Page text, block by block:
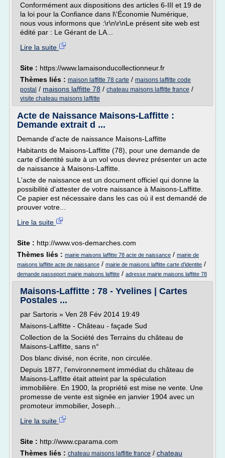
Conformément aux dispositions des articles 6-III et 19 de
la loi pour la Confiance dans l\'Économie Numérique,
nous vous informons que :\r\n\r\nLe présent site web est
édité par : Le Gérant de LA...
Lire la suite
Site : https://www.lamaisonducollectionneur.fr
Thèmes liés : maison laffitte 78 carte / maisons laffitte code
postal / maisons laffitte 78 / chateau maisons laffitte france /
visite chateau maisons laffitte
Acte de Naissance Maisons-Laffitte :
Demande extrait d ...
Demande d'acte de naissance Maisons-Laffitte
Habitants de Maisons-Laffitte (78), pour une demande de
carte d'identité suite à un vol vous devrez présenter un acte
de naissance à Maisons-Laffitte.
L'acte de naissance est un document officiel qui donne la
possibilité d'attester de votre naissance à Maisons-Laffitte.
Ce papier est nécessaire dans les cas où il est demandé de
prouver votre...
Lire la suite
Site : http://www.vos-demarches.com
Thèmes liés : mairie maisons laffitte 78 acte de naissance / mairie de
maisons laffitte acte de naissance / mairie de maisons laffitte carte d'identite /
demande passeport mairie maisons laffitte / adresse mairie maisons laffitte 78
Maisons-Laffitte : 78 - Yvelines | Cartes
Postales ...
par Sartoris » Ven 28 Fév 2014 19:49
Maisons-Laffitte - Château - façade Sud
Collection de la Société des Terrains du château de
Maisons-Laffitte, sans n°
Dos blanc divisé, non écrite, non circulée.
Depuis 1877, l'environnement immédiat du château de
Maisons-Laffitte était atteint par la spéculation
immobilière. En 1900, la propriété est mise ne vente. Une
promesse de vente est signée en janvier 1904 avec un
promoteur immobilier, Joseph...
Lire la suite
Site : http://www.cparama.com
Thèmes liés : chateau maisons laffitte france / chateau